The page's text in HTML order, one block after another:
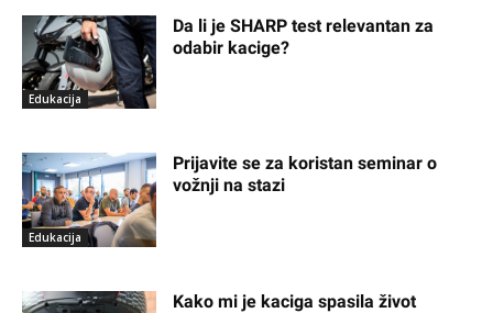
Edukacija
Da li je SHARP test relevantan za
odabir kacige?
Edukacija
Prijavite se za koristan seminar o
vožnji na stazi
Kako mi je kaciga spasila život